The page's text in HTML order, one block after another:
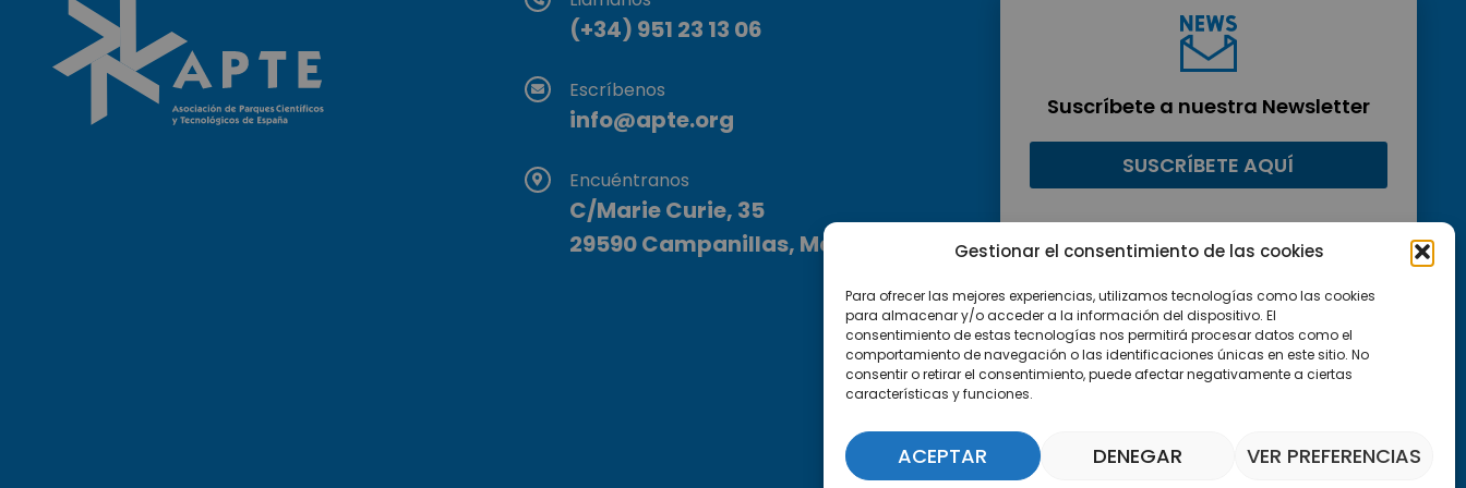
Gestionar el consentimiento de las cookies
Para ofrecer las mejores experiencias, utilizamos tecnologías como las cookies
para almacenar y/o acceder a la información del dispositivo. El
consentimiento de estas tecnologías nos permitirá procesar datos como el
comportamiento de navegación o las identificaciones únicas en este sitio. No
consentir o retirar el consentimiento, puede afectar negativamente a ciertas
características y funciones.
ACEPTAR DENEGAR VER PREFERENCIAS
(+34) 951 23 13 06
Escríbenos
info@apte.org
Encuéntranos
C/Marie Curie, 35
29590 Campanillas, Málaga
Suscríbete a nuestra Newsletter
SUSCRÍBETE AQUÍ